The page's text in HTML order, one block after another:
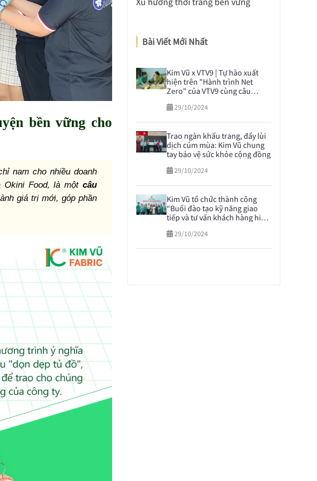
bền vững cho
nam cho nhiều doanh
Okini Food, là một câu
giá trị mới, góp phần
Bài Viết Mới Nhất
Kim Vũ x VTV9 | Tự hào xuất
hiện trên "Hành trình Net
Zero" của VTV9 cùng câu
triển vải sợi dứa
29/10/2024
Trao ngàn khẩu trang, đẩy lùi
dịch cúm mùa: Kim Vũ chung
tay bảo vệ sức khỏe cộng đồng
29/10/2024
Kim Vũ tổ chức thành công
“Buổi đào tạo kỹ năng giao
tiếp và tư vấn khách hàng hiệu
khách hàng
29/10/2024